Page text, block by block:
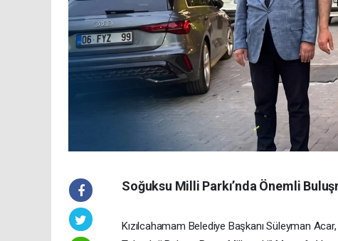
Soğuksu Milli Parkı’nda Önemli
Kızılcahamam Belediye Başkanı Süleyman